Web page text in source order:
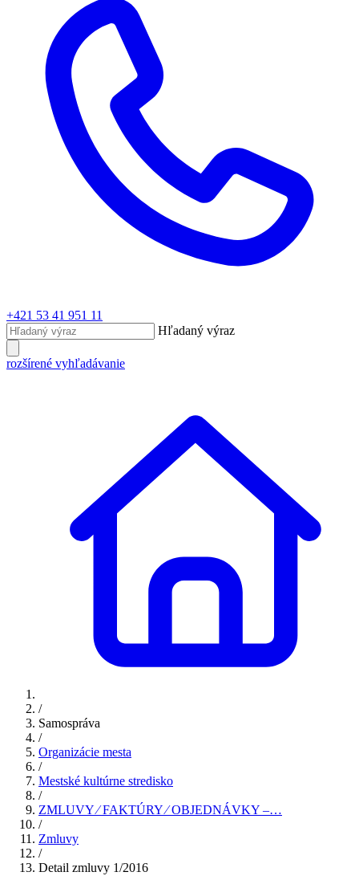
+421 53 41 951 11
Hľadaný výraz
rozšírené vyhľadávanie
/
Samospráva
/
Organizácie mesta
/
Mestské kultúrne stredisko
/
ZMLUVY ⁄ FAKTÚRY ⁄ OBJEDNÁVKY –…
/
Zmluvy
/
Detail zmluvy 1/2016